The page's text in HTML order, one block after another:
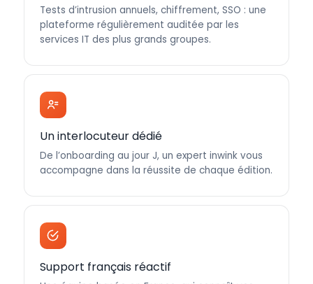
Tests d’intrusion annuels, chiffrement, SSO : une
plateforme régulièrement auditée par les
services IT des plus grands groupes.
Un interlocuteur dédié
De l’onboarding au jour J, un expert inwink vous
accompagne dans la réussite de chaque édition.
Support français réactif